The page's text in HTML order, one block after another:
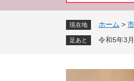
現在地 ホーム >
足あと 令和5年3